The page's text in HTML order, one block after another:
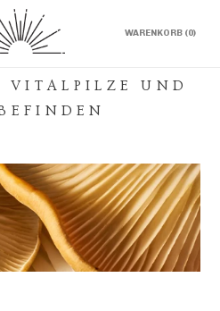
WARENKORB (0)
VITALPILZE UND